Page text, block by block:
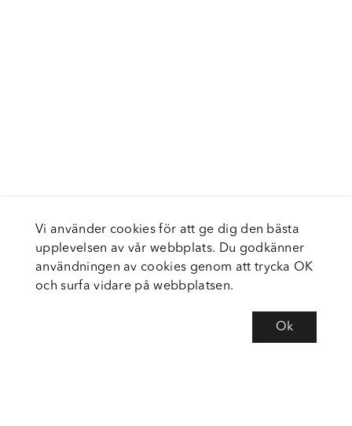
Vi använder cookies för att ge dig den bästa
upplevelsen av vår webbplats. Du godkänner
användningen av cookies genom att trycka OK
och surfa vidare på webbplatsen.
Ok